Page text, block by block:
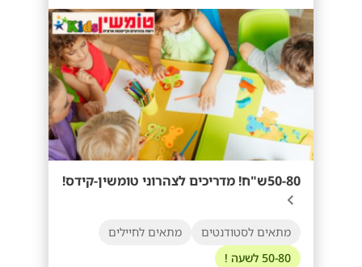
50-80ש"ח! מדריכים לצהרוני טומשין-קידס!
מתאים לסטודנטים
מתאים לחיילים
50-80 לשעה !